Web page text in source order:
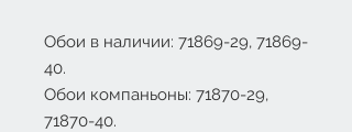
Обои в наличии: 71869-29, 71869-
40.
Обои компаньоны: 71870-29,
71870-40.